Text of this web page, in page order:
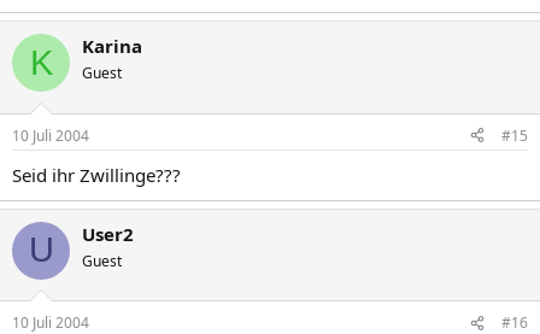
K Karina
Guest
10 Juli 2004 #15
Seid ihr Zwillinge???
U User2
Guest
10 Juli 2004 #16